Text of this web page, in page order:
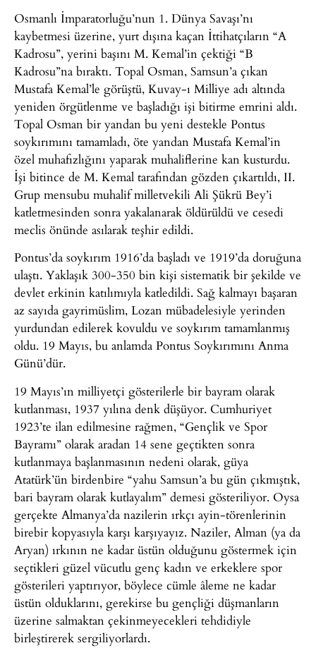
Osmanlı İmparatorluğu’nun 1. Dünya Savaşı’nı
kaybetmesi üzerine, yurt dışına kaçan İttihatçıların “A
Kadrosu”, yerini başını M. Kemal’in çektiği “B
Kadrosu”na bıraktı. Topal Osman, Samsun’a çıkan
Mustafa Kemal’le görüştü, Kuvay-ı Milliye adı altında
yeniden örgütlenme ve başladığı işi bitirme emrini aldı.
Topal Osman bir yandan bu yeni destekle Pontus
soykırımını tamamladı, öte yandan Mustafa Kemal’in
özel muhafızlığını yaparak muhaliflerine kan kusturdu.
İşi bitince de M. Kemal tarafından gözden çıkartıldı, II.
Grup mensubu muhalif milletvekili Ali Şükrü Bey’i
katletmesinden sonra yakalanarak öldürüldü ve cesedi
meclis önünde asılarak teşhir edildi.
Pontus’da soykırım 1916’da başladı ve 1919’da doruğuna
ulaştı. Yaklaşık 300-350 bin kişi sistematik bir şekilde ve
devlet erkinin katılımıyla katledildi. Sağ kalmayı başaran
az sayıda gayrimüslim, Lozan mübadelesiyle yerinden
yurdundan edilerek kovuldu ve soykırım tamamlanmış
oldu. 19 Mayıs, bu anlamda Pontus Soykırımını Anma
Günü’dür.
19 Mayıs’ın milliyetçi gösterilerle bir bayram olarak
kutlanması, 1937 yılına denk düşüyor. Cumhuriyet
1923’te ilan edilmesine rağmen, “Gençlik ve Spor
Bayramı” olarak aradan 14 sene geçtikten sonra
kutlanmaya başlanmasının nedeni olarak, güya
Atatürk’ün birdenbire “yahu Samsun’a bu gün çıkmıştık,
bari bayram olarak kutlayalım” demesi gösteriliyor. Oysa
gerçekte Almanya’da nazilerin ırkçı ayin-törenlerinin
birebir kopyasıyla karşı karşıyayız. Naziler, Alman (ya da
Aryan) ırkının ne kadar üstün olduğunu göstermek için
seçtikleri güzel vücutlu genç kadın ve erkeklere spor
gösterileri yaptırıyor, böylece cümle âleme ne kadar
üstün olduklarını, gerekirse bu gençliği düşmanların
üzerine salmaktan çekinmeyecekleri tehdidiyle
birleştirerek sergiliyorlardı.